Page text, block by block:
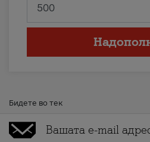
Бидете во тек